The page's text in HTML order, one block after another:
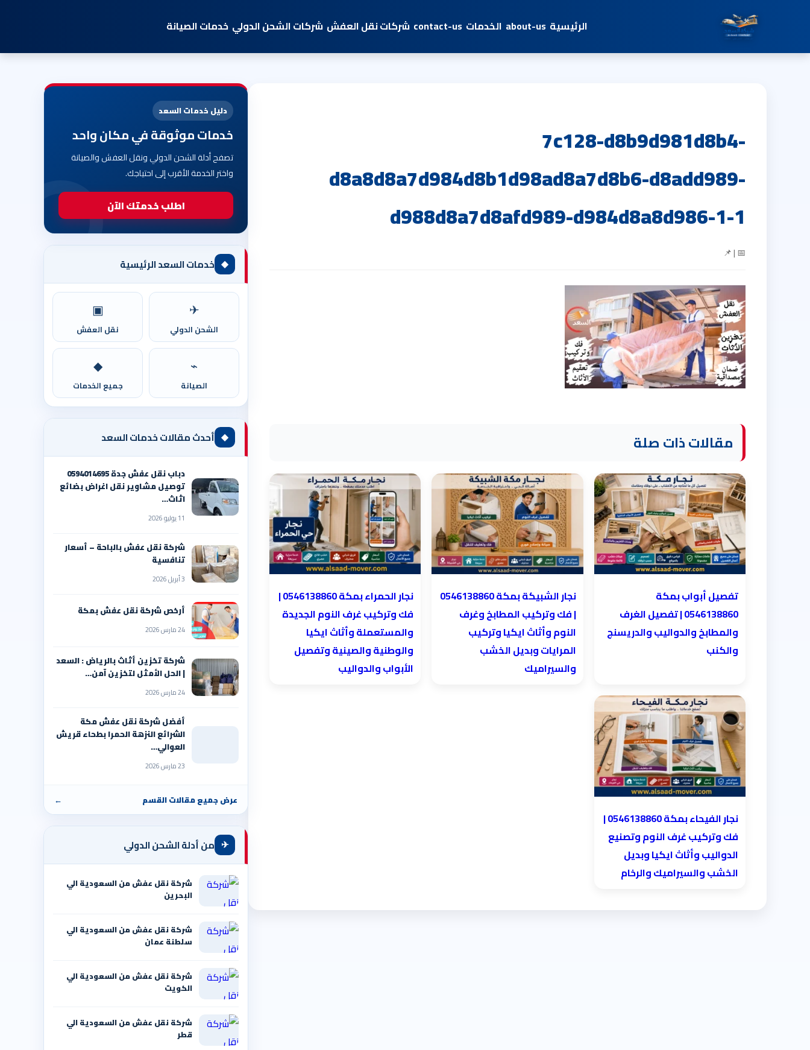
الرئيسية about-us الخدمات contact-us شركات نقل العفش شركات الشحن الدولي خدمات الصيانة
7c128-d8b9d981d8b4-
d8a8d8a7d984d8b1d98ad8a7d8b6-d8add989-
d988d8a7d8afd989-d984d8a8d986-1-1
📅 | 📌
مقالات ذات صلة
تفصيل أبواب بمكة
0546138860 | تفصيل الغرف
والمطابخ والدواليب والدريسنج
والكنب
| فك وتركيب المطابخ وغرف
النوم وأثاث ايكيا وتركيب
المرايات وبديل الخشب
والسيراميك
نجار الحمراء بمكة 0546138860⁩ |
فك وتركيب غرف النوم الجديدة
والمستعملة وأثاث ايكيا
والوطنية والصينية وتفصيل
الأبواب والدواليب
نجار الفيحاء بمكة 0546138860⁩ |
فك وتركيب غرف النوم وتصنيع
الدواليب وأثاث ايكيا وبديل
الخشب والسيراميك والرخام
دليل خدمات السعد
خدمات موثوقة في مكان واحد
تصفح أدلة الشحن الدولي ونقل العفش والصيانة
واختر الخدمة الأقرب إلى احتياجك.
اطلب خدمتك الآن
◆ خدمات السعد الرئيسية
✈
الشحن الدولي
▣
نقل العفش
⌁
الصيانة
◆
جميع الخدمات
◆ أحدث مقالات خدمات السعد
دباب نقل عفش جدة 0594014695
توصيل مشاوير نقل اغراض بضائع
اثاث…
11 يوليو 2026
شركة نقل عفش بالباحة – أسعار
تنافسية
3 أبريل 2026
أرخص شركة نقل عفش بمكة
24 مارس 2026
شركة تخزين أثاث بالرياض : السعد
| الحل الأمثل لتخزين آمن…
24 مارس 2026
أفضل شركة نقل عفش مكة
الشرائع النزهة الحمرا بطحاء قريش
العوالي…
23 مارس 2026
عرض جميع مقالات القسم ←
✈ من أدلة الشحن الدولي
شركة نقل عفش من السعودية الي
البحرين
شركة نقل عفش من السعودية الي
سلطنة عمان
شركة نقل عفش من السعودية الي
الكويت
شركة نقل عفش من السعودية الي
قطر